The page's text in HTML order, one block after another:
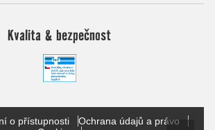
Kvalita & bezpečnost
o přístupnosti
Ochrana údajů a právo